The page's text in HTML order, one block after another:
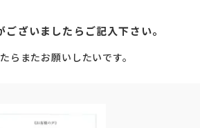
ございましたらご記入下さい。
らまたお願いしたいです。